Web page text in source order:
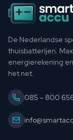
Footer
De Nederlandse
thuisbatterijen.
energierekening
het net.
085 – 800